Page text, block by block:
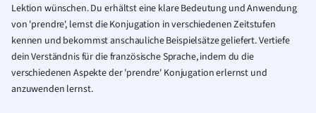
Lektion wünschen. Du erhältst eine klare Bedeutung und Anwendung
von 'prendre', lernst die Konjugation in verschiedenen Zeitstufen
kennen und bekommst anschauliche Beispielsätze geliefert. Vertiefe
dein Verständnis für die französische Sprache, indem du die
verschiedenen Aspekte der 'prendre' Konjugation erlernst und
anzuwenden lernst.